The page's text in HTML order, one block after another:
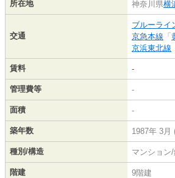
所在地 神奈川県横
交通
ブルーライ
京急本線 「
京浜東北線
賃料 -
管理費等 -
面積 -
築年数 1987年 3月
種別/構造 マンション
階建 9階建